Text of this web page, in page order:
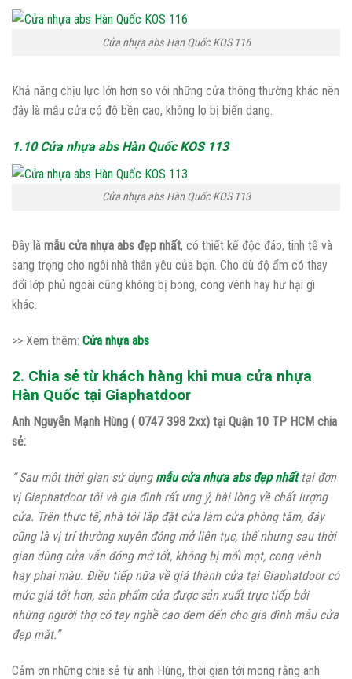
Cửa nhựa abs Hàn Quốc KOS 116
Khả năng chịu lực lớn hơn so với những cửa thông thường khác nên
đây là mẫu cửa có độ bền cao, không lo bị biến dạng.
1.10 Cửa nhựa abs Hàn Quốc KOS 113
Cửa nhựa abs Hàn Quốc KOS 113
Đây là mẫu cửa nhựa abs đẹp nhất, có thiết kế độc đáo, tinh tế và
sang trọng cho ngôi nhà thân yêu của bạn. Cho dù độ ẩm có thay
đổi lớp phủ ngoài cũng không bị bong, cong vênh hay hư hại gì
khác.
>> Xem thêm: Cửa nhựa abs
2. Chia sẻ từ khách hàng khi mua cửa nhựa
Hàn Quốc tại Giaphatdoor
Anh Nguyễn Mạnh Hùng ( 0747 398 2xx) tại Quận 10 TP HCM chia
sẻ:
“ Sau một thời gian sử dụng mẫu cửa nhựa abs đẹp nhấttại đơn
vị Giaphatdoor tôi và gia đình rất ưng ý, hài lòng về chất lượng
cửa. Trên thực tế, nhà tôi lắp đặt cửa làm cửa phòng tắm, đây
cũng là vị trí thường xuyên đóng mở liên tục, thế nhưng sau thời
gian dùng cửa vẫn đóng mở tốt, không bị mối mọt, cong vênh
hay phai màu. Điều tiếp nữa về giá thành cửa tại Giaphatdoor có
mức giá tốt hơn, sản phẩm cửa được sản xuất trực tiếp bởi
những người thợ có tay nghề cao đem đến cho gia đình mẫu cửa
đẹp mắt.”
Cảm ơn những chia sẻ từ anh Hùng, thời gian tới mong rằng anh